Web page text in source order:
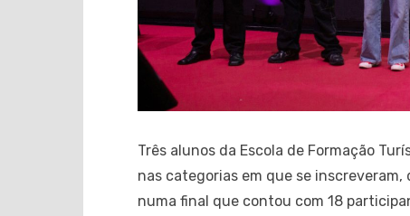
Três alunos da Escola de Formação
nas categorias em que se
numa final que contou com 18